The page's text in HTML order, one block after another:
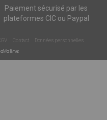
Paiement sécurisé par les
plateformes CIC ou Paypal
CGV Contact
Données personnelles